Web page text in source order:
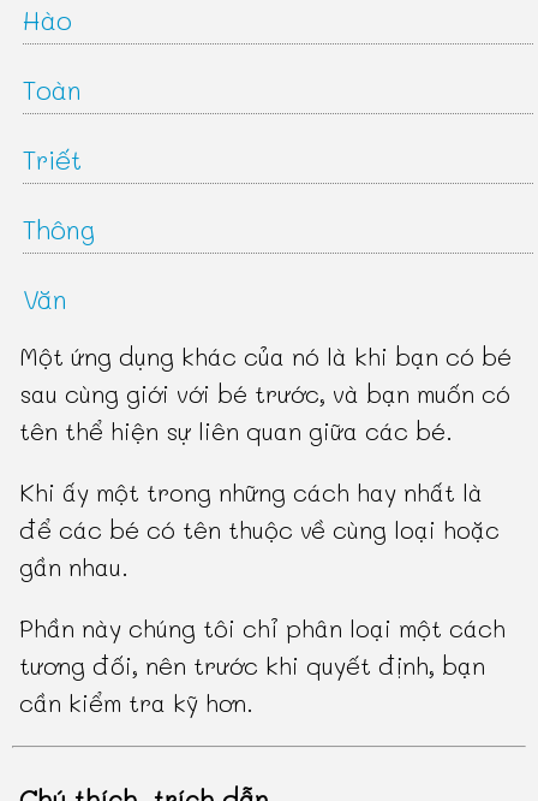
Hào
Toàn
Triết
Thông
Văn
Một ứng dụng khác của nó là khi bạn có bé
sau cùng giới với bé trước, và bạn muốn có
tên thể hiện sự liên quan giữa các bé.
Khi ấy một trong những cách hay nhất là
để các bé có tên thuộc về cùng loại hoặc
gần nhau.
Phần này chúng tôi chỉ phân loại một cách
tương đối, nên trước khi quyết định, bạn
cần kiểm tra kỹ hơn.